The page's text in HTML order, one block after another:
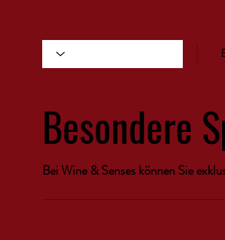
Besondere
Bei Wine & Senses können Sie